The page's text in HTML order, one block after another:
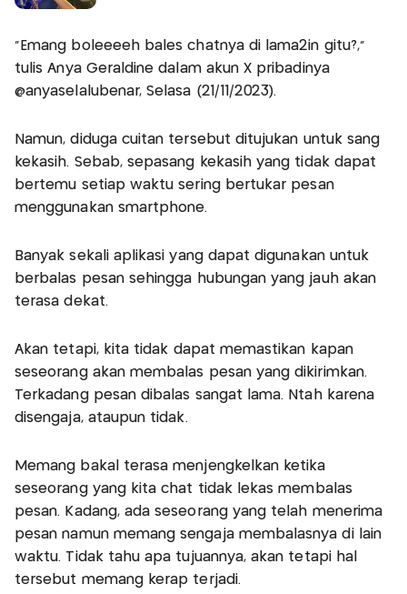
"Emang boleeeeh bales chatnya di lama2in gitu?,"
tulis Anya Geraldine dalam akun X pribadinya
@anyaselalubenar, Selasa (21/11/2023).
Namun, diduga cuitan tersebut ditujukan untuk sang
kekasih. Sebab, sepasang kekasih yang tidak dapat
bertemu setiap waktu sering bertukar pesan
menggunakan smartphone.
Banyak sekali aplikasi yang dapat digunakan untuk
berbalas pesan sehingga hubungan yang jauh akan
terasa dekat.
Akan tetapi, kita tidak dapat memastikan kapan
seseorang akan membalas pesan yang dikirimkan.
Terkadang pesan dibalas sangat lama. Ntah karena
disengaja, ataupun tidak.
Memang bakal terasa menjengkelkan ketika
seseorang yang kita chat tidak lekas membalas
pesan. Kadang, ada seseorang yang telah menerima
pesan namun memang sengaja membalasnya di lain
waktu. Tidak tahu apa tujuannya, akan tetapi hal
tersebut memang kerap terjadi.